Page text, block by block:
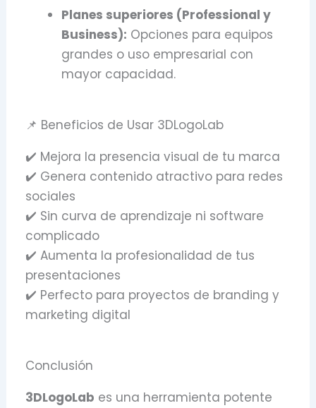
Planes superiores (Professional y
Business): Opciones para equipos
grandes o uso empresarial con
mayor capacidad.
📌 Beneficios de Usar 3DLogoLab
✔️ Mejora la presencia visual de tu marca
✔️ Genera contenido atractivo para redes
sociales
✔️ Sin curva de aprendizaje ni software
complicado
✔️ Aumenta la profesionalidad de tus
presentaciones
✔️ Perfecto para proyectos de branding y
marketing digital
Conclusión
3DLogoLab es una herramienta potente